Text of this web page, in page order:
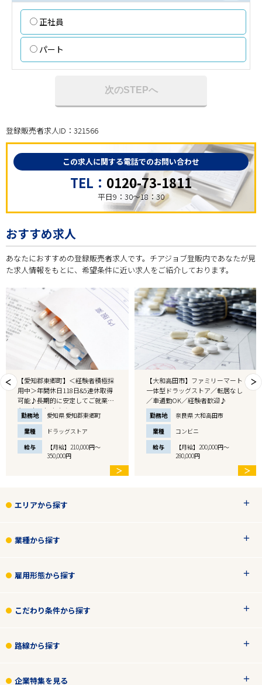
正社員
パート
次のSTEPへ
登録販売者求人ID：321566
この求人に関する電話でのお問い合わせ
TEL： 0120-73-1811
平日9：30～18：30
おすすめ求人
あなたにおすすめの登録販売者求人です。チアジョブ登販内であなたが見
た求人情報をもとに、希望条件に近い求人をご紹介しております。
【愛知郡東郷町】＜経験者積極採
用中＞年間休日118日&5連休取得
可能♪長期的に安定してご就業し
たい方におすすめ…
勤務地
愛知県 愛知郡東郷町
業種
ドラッグストア
給与
【月給】210,000円～
350,000円
＞
【大和高田市】ファミリーマート
一体型ドラッグストア／転居なし
／車通勤OK／経験者歓迎♪
勤務地
奈良県 大和高田市
業種
コンビニ
給与
【月給】200,000円～
280,000円
＞
エリアから探す
業種から探す
雇用形態から探す
こだわり条件から探す
路線から探す
企業特集を見る